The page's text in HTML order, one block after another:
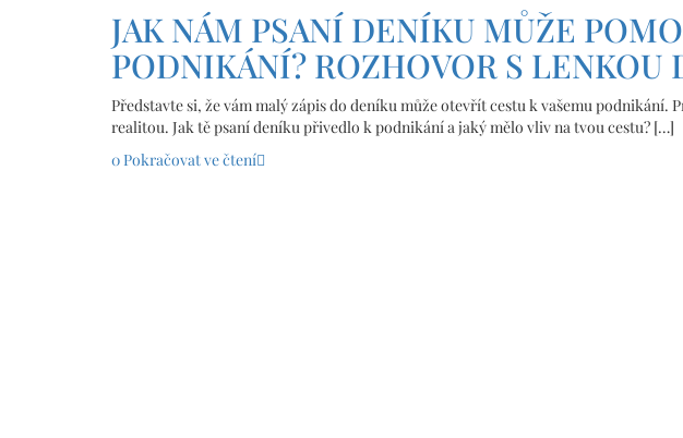
JAK NÁM PSANÍ DENÍKU MŮŽE
PODNIKÁNÍ? ROZHOVOR S LENKOU
Představte si, že vám malý zápis do deníku může otevřít cestu k vašemu podnikání.
realitou. Jak tě psaní deníku přivedlo k podnikání a jaký mělo vliv na tvou cestu? […]
0Pokračovat ve čtení